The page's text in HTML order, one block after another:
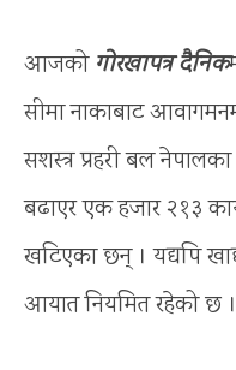
आजको गोरखापत्र दैनिक
सीमा नाकाबाट
सशस्त्र प्रहरी बल
बढाएर एक हजार २१३
खटिएका छन् । यद्यपि
आयात नियमित रहेको छ ।